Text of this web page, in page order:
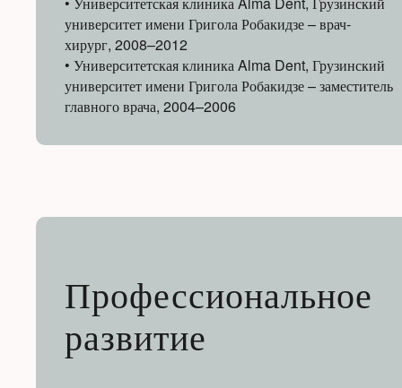
университет имени Григола Робакидзе – врач-
хирург, 2008–2012
• Университетская клиника Alma Dent, Грузинский
университет имени Григола Робакидзе – заместитель
главного врача, 2004–2006
Профессиональное
развитие